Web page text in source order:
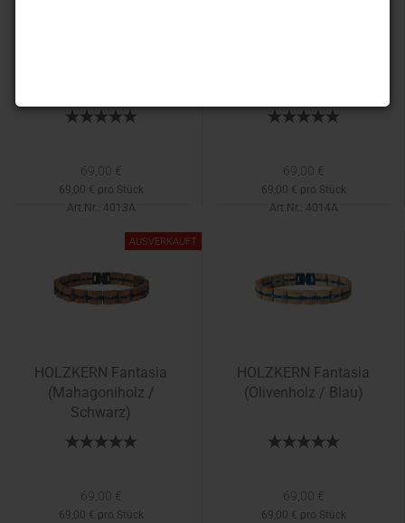
69,00 €
69,00 € pro Stück
Art.Nr.: 4013A
1-2 Tage
69,00 €
69,00 € pro Stück
Art.Nr.: 4014A
AUSVERKAUFT
HOLZKERN Fantasia
(Mahagoniholz /
Schwarz)
69,00 €
69,00 € pro Stück
HOLZKERN Fantasia
(Olivenholz / Blau)
69,00 €
69,00 € pro Stück